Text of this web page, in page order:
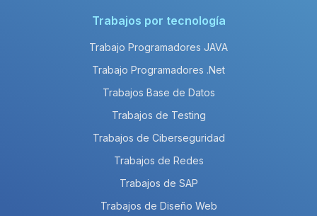
Trabajos por tecnología
Trabajo Programadores JAVA
Trabajo Programadores .Net
Trabajos Base de Datos
Trabajos de Testing
Trabajos de Ciberseguridad
Trabajos de Redes
Trabajos de SAP
Trabajos de Diseño Web